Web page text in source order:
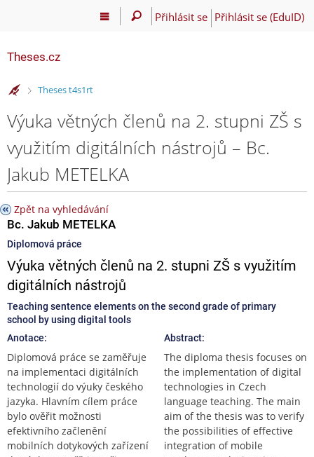
Přihlásit se Přihlásit se (EduID)
Theses.cz
>
Theses t4s1rt
Výuka větných členů na 2. stupni ZŠ s
využitím digitálních nástrojů – Bc.
Jakub METELKA
Zpět na vyhledávání
Bc. Jakub METELKA
Diplomová práce
Výuka větných členů na 2. stupni ZŠ s využitím
digitálních nástrojů
Teaching sentence elements on the second grade of primary
school by using digital tools
Anotace:
Diplomová práce se zaměřuje
na implementaci digitálních
technologií do výuky českého
jazyka. Hlavním cílem práce
bylo ověřit možnosti
efektivního začlenění
mobilních dotykových zařízení
Abstract:
The diploma thesis focuses on
the implementation of digital
technologies in Czech
language teaching. The main
aim of the thesis was to verify
the possibilities of effective
integration of mobile